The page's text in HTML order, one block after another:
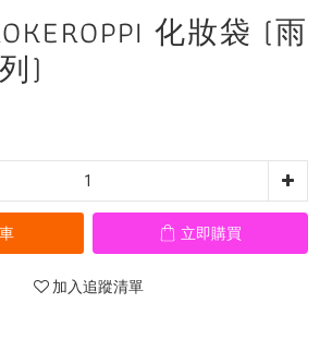
化妝袋 (雨
)
立即購買
加入追蹤清單